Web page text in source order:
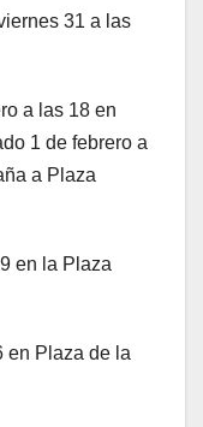
31 a las
a las 18 en
1 de febrero a
a Plaza
en la Plaza
en Plaza de la